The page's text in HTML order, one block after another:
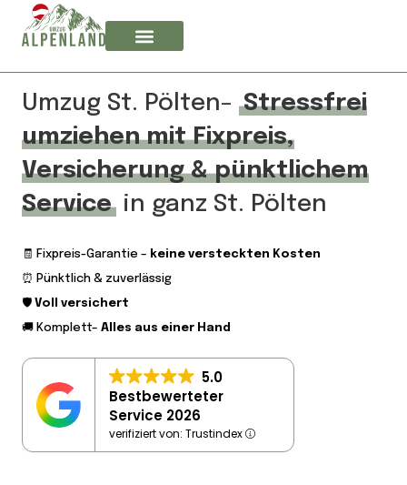
Umzug St. Pölten– Stressfrei
umziehen mit Fixpreis,
Versicherung & pünktlichem
Service in ganz St. Pölten
🧾 Fixpreis-Garantie – keine versteckten Kosten
⏰ Pünktlich & zuverlässig
🛡️ Voll versichert
🚚 Komplett– Alles aus einer Hand
5.0
Bestbewerteter
Service 2026
verifiziert von: Trustindex